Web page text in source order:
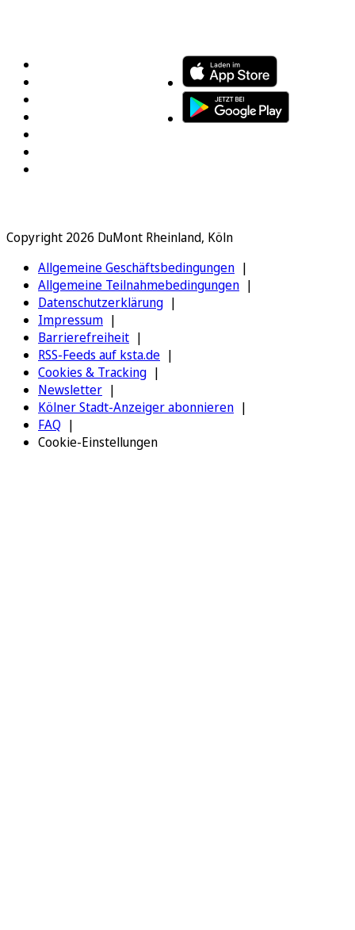
Copyright 2026 DuMont Rheinland, Köln
Allgemeine Geschäftsbedingungen
Allgemeine Teilnahmebedingungen
Datenschutzerklärung
Impressum
Barrierefreiheit
RSS-Feeds auf ksta.de
Cookies & Tracking
Newsletter
Kölner Stadt-Anzeiger abonnieren
FAQ
Cookie-Einstellungen